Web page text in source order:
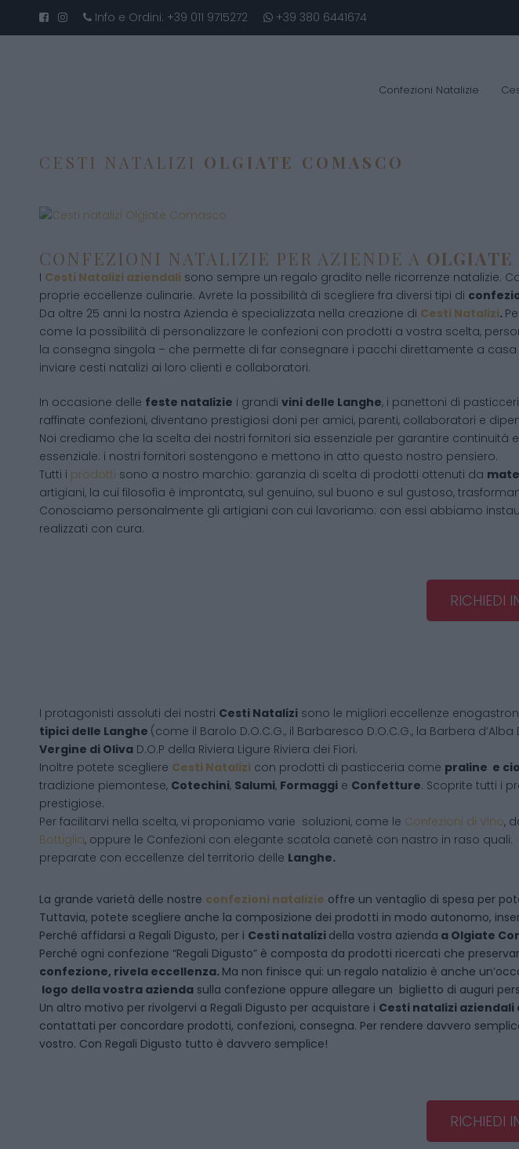
Info e Ordini: +39 011 9715272 +39 380 6441674
Confezioni Natalizie
CESTI NATALIZI OLGIATE COMASCO
CONFEZIONI NATALIZIE PER AZIENDE A OLGIATE
I Cesti Natalizi aziendali sono sempre un regalo gradito nelle ricorrenze natalizie.
proprie eccellenze culinarie. Avrete la possibilità di scegliere fra diversi tipi di
Da oltre 25 anni la nostra Azienda è specializzata nella creazione di Cesti Natalizi.
come la possibilità di personalizzare le confezioni con prodotti a vostra scelta,
la consegna singola – che permette di far consegnare i pacchi direttamente a
inviare cesti natalizi ai loro clienti e collaboratori.
In occasione delle feste natalizie i grandi vini delle Langhe, i panettoni di
raffinate confezioni, diventano prestigiosi doni per amici, parenti, collaboratori e
Noi crediamo che la scelta dei nostri fornitori sia essenziale per garantire
essenziale: i nostri fornitori sostengono e mettono in atto questo nostro pensiero.
Tutti i prodotti sono a nostro marchio: garanzia di scelta di prodotti ottenuti da
artigiani, la cui filosofia è improntata, sul genuino, sul buono e sul gustoso,
Conosciamo personalmente gli artigiani con cui lavoriamo: con essi abbiamo
realizzati con cura.
RICHIEDI
I protagonisti assoluti dei nostri Cesti Natalizi sono le migliori eccellenze
tipici delle Langhe (come il Barolo D.O.C.G., il Barbaresco D.O.C.G., la Barbera
Vergine di Oliva D.O.P della Riviera Ligure Riviera dei Fiori.
Inoltre potete scegliere Cesti Natalizi con prodotti di pasticceria come praline e
tradizione piemontese, Cotechini, Salumi, Formaggi e Confetture. Scoprite tutti i
prestigiose.
Per facilitarvi nella scelta, vi proponiamo varie soluzioni, come le Confezioni di Vino,
Bottiglia, oppure le Confezioni con elegante scatola canetè con nastro in raso quali:
preparate con eccellenze del territorio delle Langhe.
La grande varietà delle nostre confezioni natalizie offre un ventaglio di spesa per
Tuttavia, potete scegliere anche la composizione dei prodotti in modo autonomo,
Perché affidarsi a Regali Digusto, per i Cesti natalizi della vostra azienda a Olgiate
Perché ogni confezione “Regali Digusto” è composta da prodotti ricercati che
confezione, rivela eccellenza. Ma non finisce qui: un regalo natalizio è anche
logo della vostra azienda sulla confezione oppure allegare un biglietto di auguri
Un altro motivo per rivolgervi a Regali Digusto per acquistare i Cesti natalizi aziendali
contattati per concordare prodotti, confezioni, consegna. Per rendere davvero
vostro. Con Regali Digusto tutto è davvero semplice!
RICHIEDI